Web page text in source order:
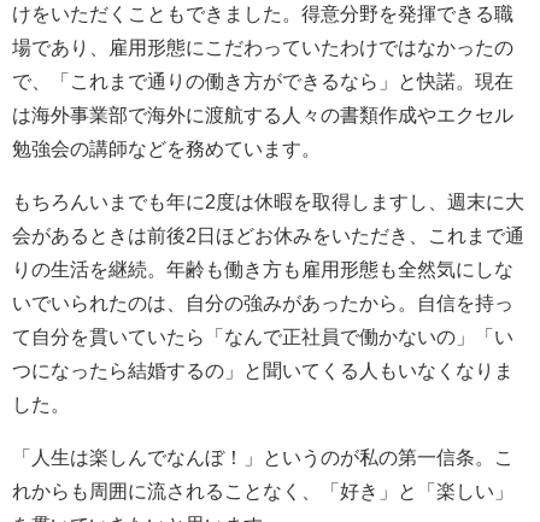
けをいただくこともできました。得意分野を発揮できる職
場であり、雇用形態にこだわっていたわけではなかったの
で、「これまで通りの働き方ができるなら」と快諾。現在
は海外事業部で海外に渡航する人々の書類作成やエクセル
勉強会の講師などを務めています。
もちろんいまでも年に2度は休暇を取得しますし、週末に大
会があるときは前後2日ほどお休みをいただき、これまで通
りの生活を継続。年齢も働き方も雇用形態も全然気にしな
いでいられたのは、自分の強みがあったから。自信を持っ
て自分を貫いていたら「なんで正社員で働かないの」「い
つになったら結婚するの」と聞いてくる人もいなくなりま
した。
「人生は楽しんでなんぼ！」というのが私の第一信条。こ
れからも周囲に流されることなく、「好き」と「楽しい」